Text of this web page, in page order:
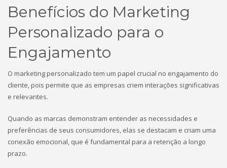
Benefícios do Marketing
Personalizado para o
Engajamento
O marketing personalizado tem um papel crucial no engajamento do
cliente, pois permite que as empresas criem interações significativas
e relevantes.
Quando as marcas demonstram entender as necessidades e
preferências de seus consumidores, elas se destacam e criam uma
conexão emocional, que é fundamental para a retenção a longo
prazo.